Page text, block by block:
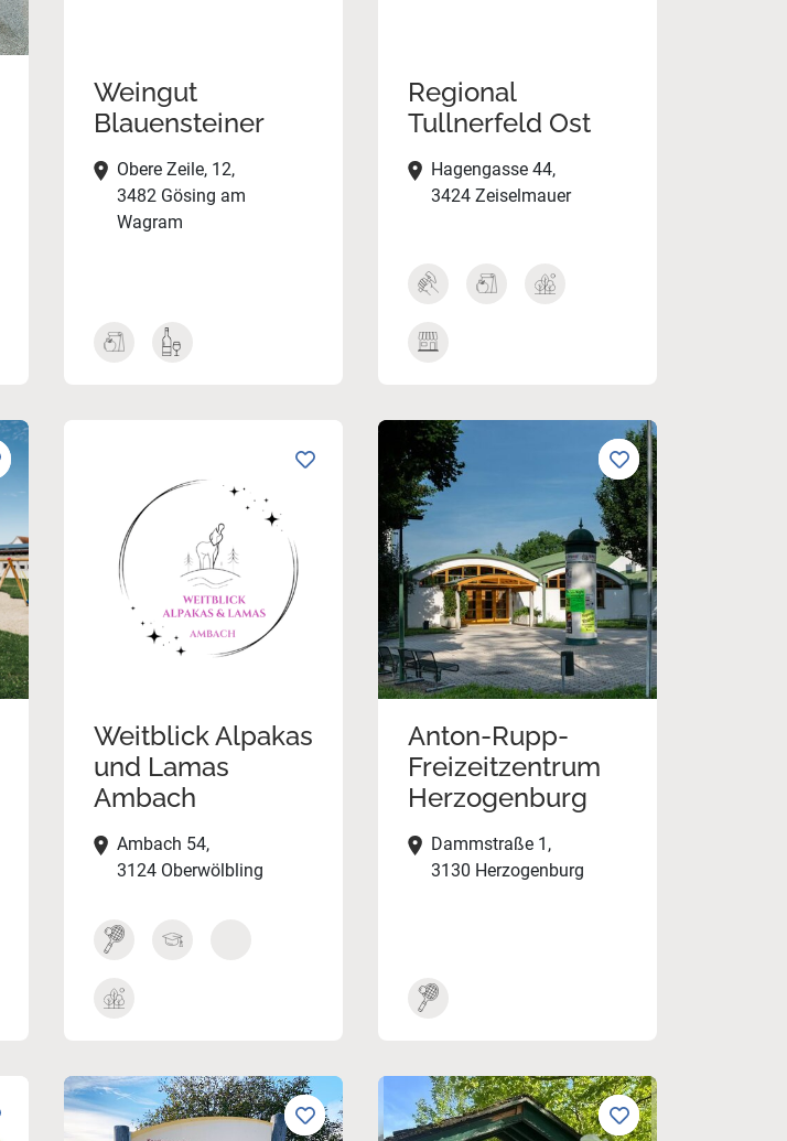
Weingut
Blauensteiner
Obere Zeile, 12,
3482 Gösing am
Wagram
Regional
Tullnerfeld Ost
Hagengasse 44,
3424 Zeiselmauer
Weitblick Alpakas
und Lamas
Ambach
Ambach 54,
3124 Oberwölbling
Anton-Rupp-
Freizeitzentrum
Herzogenburg
Dammstraße 1,
3130 Herzogenburg